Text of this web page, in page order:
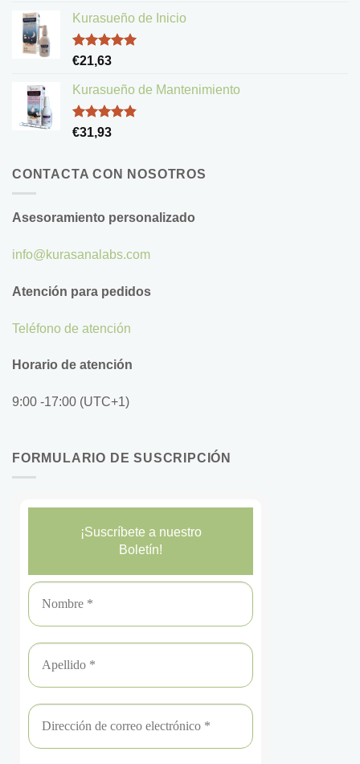
de 5
Kurasueño de Inicio
Valorado
con
de 5
€21,63
Kurasueño de Mantenimiento
Valorado
con
€31,93
CONTACTA CON NOSOTROS
Asesoramiento personalizado
info@kurasanalabs.com
Atención para pedidos
Teléfono de atención
Horario de atención
9:00 -17:00 (UTC+1)
FORMULARIO DE SUSCRIPCIÓN
¡Suscríbete a nuestro
Boletín!